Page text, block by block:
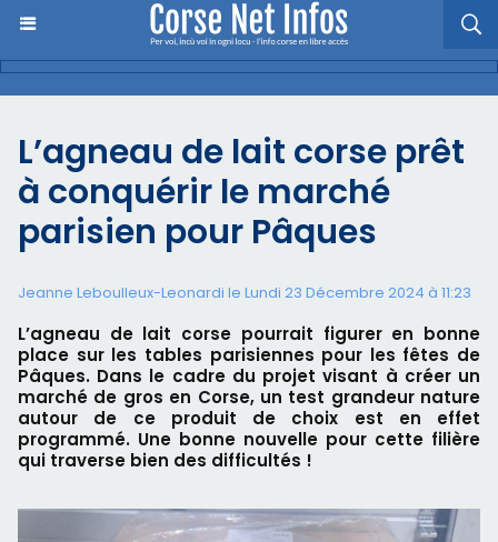
L’agneau de lait corse prêt
à conquérir le marché
parisien pour Pâques
Jeanne Leboulleux-Leonardi le Lundi 23 Décembre 2024 à 11:23
L’agneau de lait corse pourrait figurer en bonne
place sur les tables parisiennes pour les fêtes de
Pâques. Dans le cadre du projet visant à créer un
marché de gros en Corse, un test grandeur nature
autour de ce produit de choix est en effet
programmé. Une bonne nouvelle pour cette filière
qui traverse bien des difficultés !